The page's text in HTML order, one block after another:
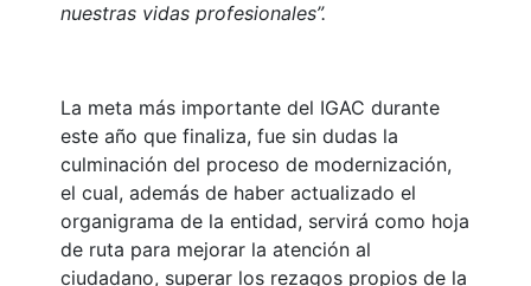
nuestras vidas profesionales”.
La meta más importante del IGAC durante
este año que finaliza, fue sin dudas la
culminación del proceso de modernización,
el cual, además de haber actualizado el
organigrama de la entidad, servirá como hoja
de ruta para mejorar la atención al
ciudadano, superar los rezagos propios de la